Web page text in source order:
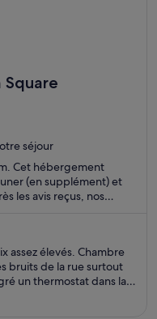
Square
séjour
Cet hébergement
(en supplément) et
les avis reçus, nos
attractions populaires,
se trouvent à
assez élevés. Chambre
bruits de la rue surtout
un thermostat dans la
le chauffage du coup..
Coin salle ..."